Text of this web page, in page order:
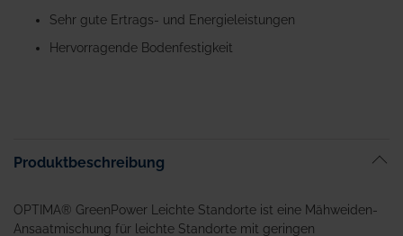
Bildgalerie
springen
Sehr gute Ertrags- und Energieleistungen
Hervorragende Bodenfestigkeit
Produktbeschreibung
OPTIMA® GreenPower Leichte Standorte ist eine Mähweiden-
Ansaatmischung für leichte Standorte mit geringen